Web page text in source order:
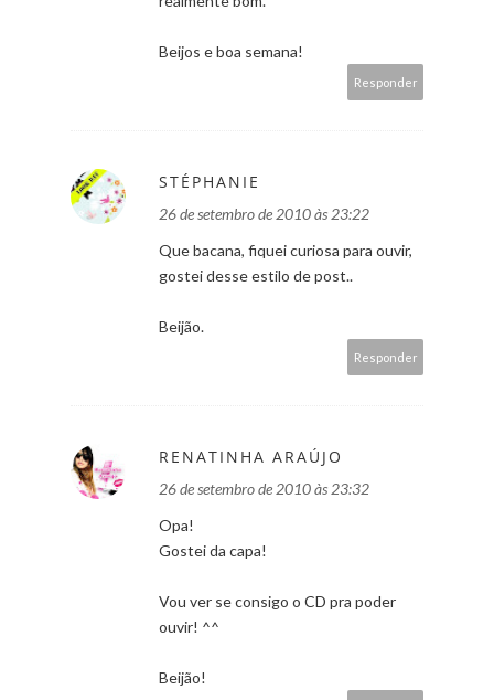
Beijos e boa semana!
Responder
STÉPHANIE
26 de setembro de 2010 às 23:22
Que bacana, fiquei curiosa para ouvir,
gostei desse estilo de post..
Beijão.
Responder
RENATINHA ARAÚJO
26 de setembro de 2010 às 23:32
Opa!
Gostei da capa!
Vou ver se consigo o CD pra poder
ouvir! ^^
Beijão!